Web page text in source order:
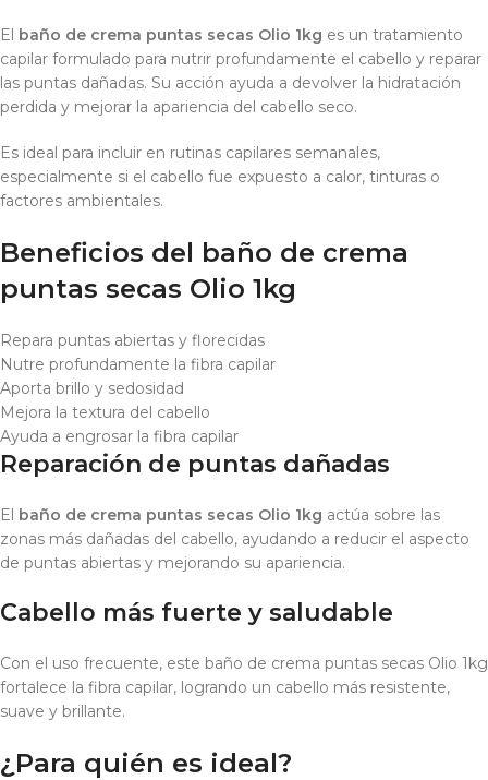
El baño de crema puntas secas Olio 1kg es un tratamiento
capilar formulado para nutrir profundamente el cabello y reparar
las puntas dañadas. Su acción ayuda a devolver la hidratación
perdida y mejorar la apariencia del cabello seco.
Es ideal para incluir en rutinas capilares semanales,
especialmente si el cabello fue expuesto a calor, tinturas o
factores ambientales.
Beneficios del baño de crema
puntas secas Olio 1kg
Repara puntas abiertas y florecidas
Nutre profundamente la fibra capilar
Aporta brillo y sedosidad
Mejora la textura del cabello
Ayuda a engrosar la fibra capilar
Reparación de puntas dañadas
El baño de crema puntas secas Olio 1kg actúa sobre las
zonas más dañadas del cabello, ayudando a reducir el aspecto
de puntas abiertas y mejorando su apariencia.
Cabello más fuerte y saludable
Con el uso frecuente, este baño de crema puntas secas Olio 1kg
fortalece la fibra capilar, logrando un cabello más resistente,
suave y brillante.
¿Para quién es ideal?